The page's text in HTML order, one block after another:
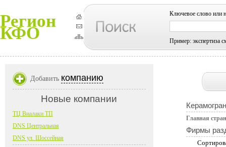
Регион
КФО
Ключевое слово или
Пример: экспертиза
Главная
Фирмы
Добавить компанию
Новые компании
ТЦ Виалаки ТП
DNS Центральная
DNS ул. Шоссейная